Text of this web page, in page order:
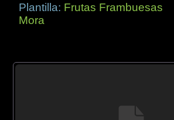
Plantilla: Frutas Frambuesas
Mora